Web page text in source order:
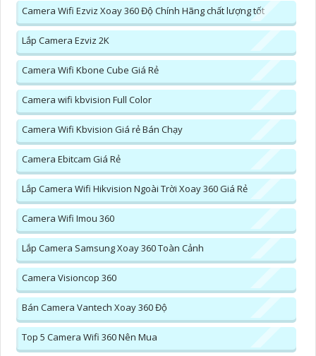
Camera Wifi Ezviz Xoay 360 Độ Chính Hãng chất lượng tốt
Lắp Camera Ezviz 2K
Camera Wifi Kbone Cube Giá Rẻ
Camera wifi kbvision Full Color
Camera Wifi Kbvision Giá rẻ Bán Chạy
Camera Ebitcam Giá Rẻ
Lắp Camera Wifi Hikvision Ngoài Trời Xoay 360 Giá Rẻ
Camera Wifi Imou 360
Lắp Camera Samsung Xoay 360 Toàn Cảnh
Camera Visioncop 360
Bán Camera Vantech Xoay 360 Độ
Top 5 Camera Wifi 360 Nên Mua